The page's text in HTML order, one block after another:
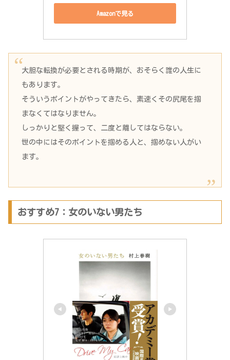
Amazonで見る
大胆な転換が必要とされる時期が、おそらく誰の人生に
もあります。
そういうポイントがやってきたら、素速くその尻尾を掴
まなくてはなりません。
しっかりと堅く握って、二度と離してはならない。
世の中にはそのポイントを掴める人と、掴めない人がい
ます。
おすすめ7：女のいない男たち